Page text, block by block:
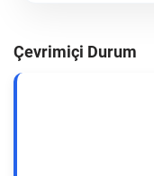
Çevrimiçi Durum